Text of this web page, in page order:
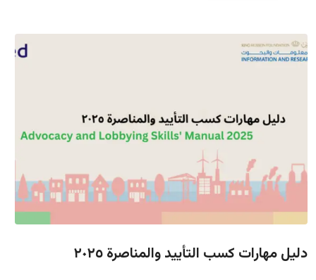
دليل مهارات كسب التأييد والمناصرة ٢٠٢٥